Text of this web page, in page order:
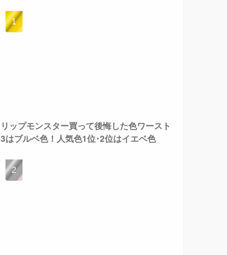
リップモンスター買って後悔した色ワースト
3はブルベ色！人気色1位･2位はイエベ色